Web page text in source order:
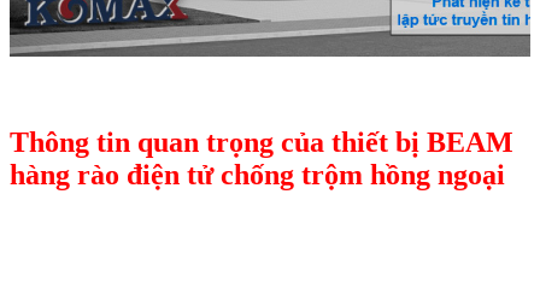
Thông tin quan trọng của thiết bị BEAM
hàng rào điện tử chống trộm hồng ngoại